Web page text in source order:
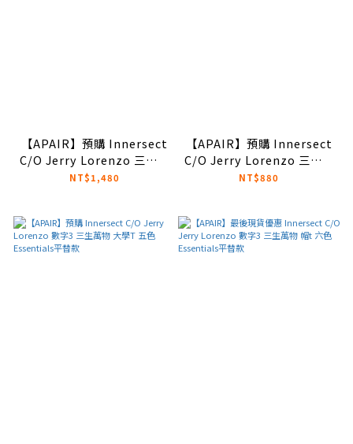
【APAIR】預購 Innersect
C/O Jerry Lorenzo 三生萬
物 logo 連帽夾克 5色
NT$1,480
【APAIR】預購 Innersect
C/O Jerry Lorenzo 三生萬
物 字體logo 短褲 8色
NT$880